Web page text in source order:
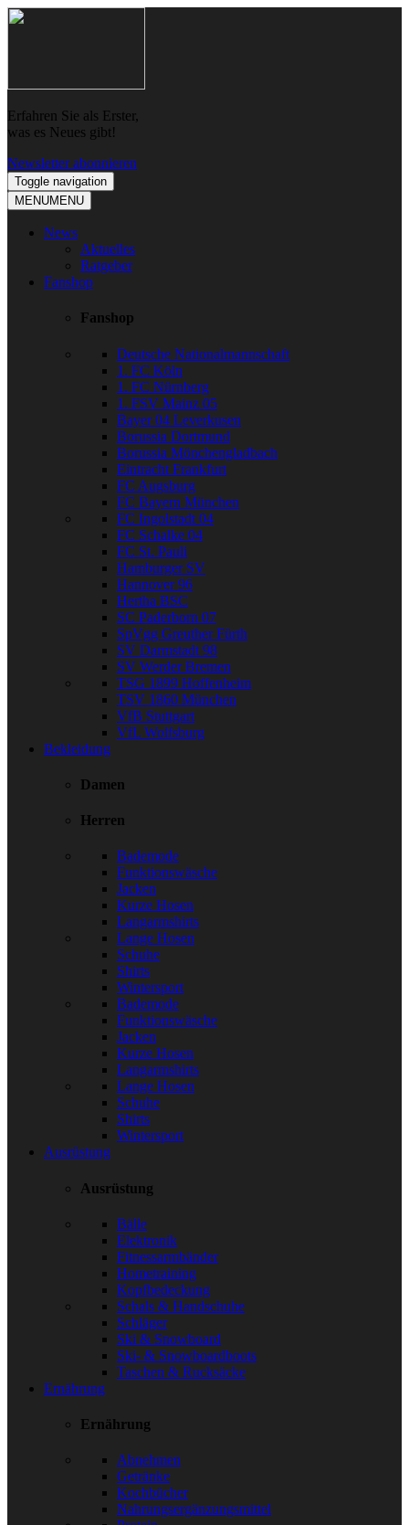
Skip
Skip
Erfahren Sie als Erster,
was es Neues gibt!
Newsletter abonnieren
Toggle navigation
MENUMENU
News
Aktuelles
Ratgeber
Fanshop
Fanshop
Deutsche Nationalmannschaft
1. FC Köln
1. FC Nürnberg
1. FSV Mainz 05
Bayer 04 Leverkusen
Borussia Dortmund
Borussia Mönchengladbach
Eintracht Frankfurt
FC Augsburg
FC Bayern München
FC Ingolstadt 04
FC Schalke 04
FC St. Pauli
Hamburger SV
Hannover 96
Hertha BSC
SC Paderborn 07
SpVgg Greuther Fürth
SV Darmstadt 98
SV Werder Bremen
TSG 1899 Hoffenheim
TSV 1860 München
VfB Stuttgart
VfL Wolfsburg
Bekleidung
Damen
Herren
Bademode
Funktionswäsche
Jacken
Kurze Hosen
Langarmshirts
Lange Hosen
Schuhe
Shirts
Wintersport
Bademode
Funktionswäsche
Jacken
Kurze Hosen
Langarmshirts
Lange Hosen
Schuhe
Shirts
Wintersport
Ausrüstung
Ausrüstung
Bälle
Elektronik
Fitnessarmbänder
Hometraining
Kopfbedeckung
Schals & Handschuhe
Schläger
Ski & Snowboard
Ski- & Snowboardboots
Taschen & Rucksäcke
Ernährung
Ernährung
Abnehmen
Getränke
Kochbücher
Nahrungsergänzungsmittel